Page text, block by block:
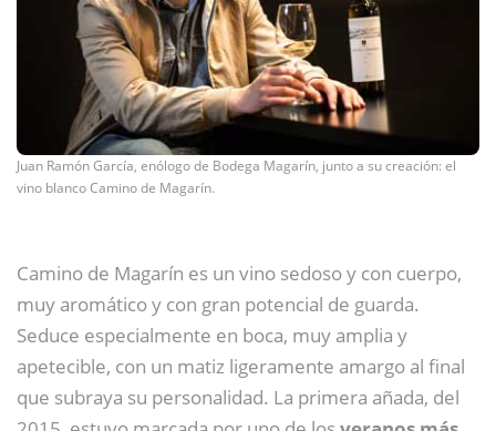
Juan Ramón García, enólogo de Bodega Magarín, junto a su creación: el
vino blanco Camino de Magarín.
Camino de Magarín es un vino sedoso y con cuerpo,
muy aromático y con gran potencial de guarda.
Seduce especialmente en boca, muy amplia y
apetecible, con un matiz ligeramente amargo al final
que subraya su personalidad. La primera añada, del